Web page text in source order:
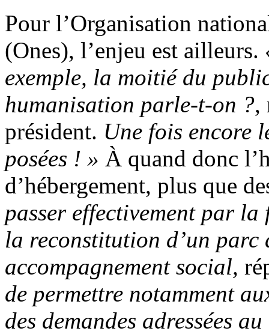
Pour l’Organisation
(Ones), l’enjeu est ailleurs.
exemple, la moitié du
humanisation parle-t-on ?,
président. Une fois encore
posées ! » À quand donc
d’hébergement, plus que
passer effectivement par
la reconstitution d’un parc
accompagnement social,
de permettre notamment
des demandes adressées